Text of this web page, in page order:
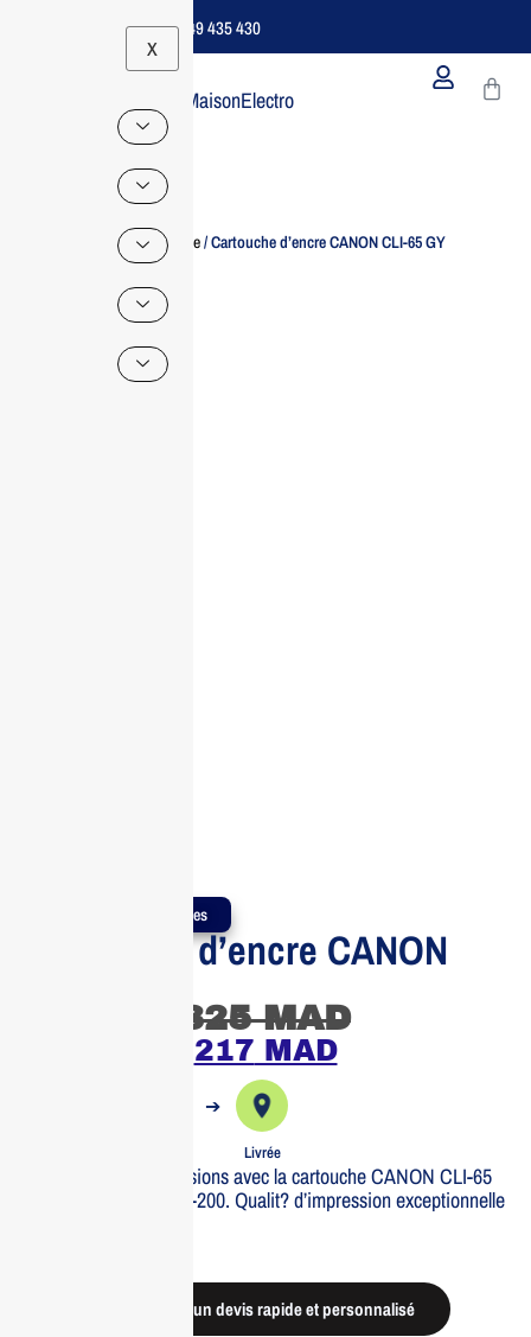
Support B2B Dédié | 06 49 435 430
X
MaisonElectro
Home/ Imprimante/ Cartouche d’encre CANON CLI-65 GY
Produits Authentiques
Cartouche d’encre CANON
325MAD
217 MAD
➔
Livrée
Optimisez vos impressions avec la cartouche CANON CLI-65
GY, id?ale pour le Pro-200. Qualit? d’impression exceptionnelle
Demander un devis rapide et personnalisé